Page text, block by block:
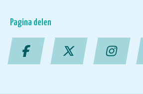
Pagina delen